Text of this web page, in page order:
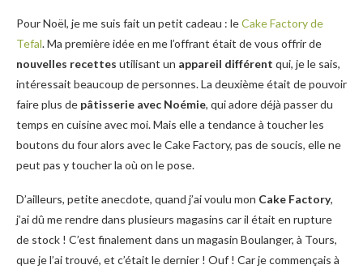
Pour Noël, je me suis fait un petit cadeau : leCake Factory de
Tefal. Ma première idée en me l’offrant était de vous offrir de
nouvelles recettes utilisant un appareil différent qui, je le sais,
intéressait beaucoup de personnes. La deuxième était de pouvoir
faire plus de pâtisserie avec Noémie, qui adore déjà passer du
temps en cuisine avec moi. Mais elle a tendance à toucher les
boutons du four alors avec le Cake Factory, pas de soucis, elle ne
peut pas y toucher la où on le pose.
D’ailleurs, petite anecdote, quand j’ai voulu mon Cake Factory,
j’ai dû me rendre dans plusieurs magasins car il était en rupture
de stock ! C’est finalement dans un magasin Boulanger, à Tours,
que je l’ai trouvé, et c’était le dernier ! Ouf ! Car je commençais à